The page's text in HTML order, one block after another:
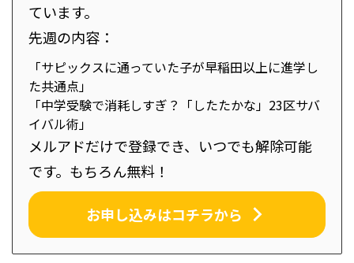
ています。
先週の内容：
「サピックスに通っていた子が早稲田以上に進学し
た共通点」
「中学受験で消耗しすぎ？「したたかな」23区サバ
イバル術」
メルアドだけで登録でき、いつでも解除可能
です。もちろん無料！
お申し込みはコチラから